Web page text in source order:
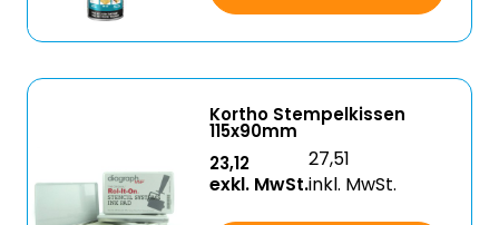
Kortho Stempelkissen
115x90mm
23,12
exkl. MwSt.
27,51
inkl. MwSt.